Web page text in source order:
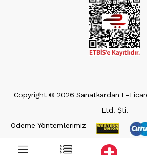
Copyright © 2026 Sanatkardan E-
Ltd. Şti.
Ödeme Yöntemlerimiz